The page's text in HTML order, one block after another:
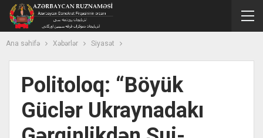
Ana səhifə Xəbərlər Siyasət
Politoloq: “Böyük
Güclər Ukraynadakı